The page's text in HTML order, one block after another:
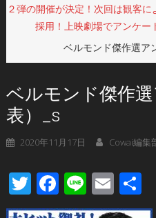
２弾の開催が決定！次回は観客に
採用！上映劇場でアンケー
ベルモンド傑作選ア
ベルモンド傑作
表）_s
2020年11月17日 Cowai編集
Twitter
Facebook
Line
有